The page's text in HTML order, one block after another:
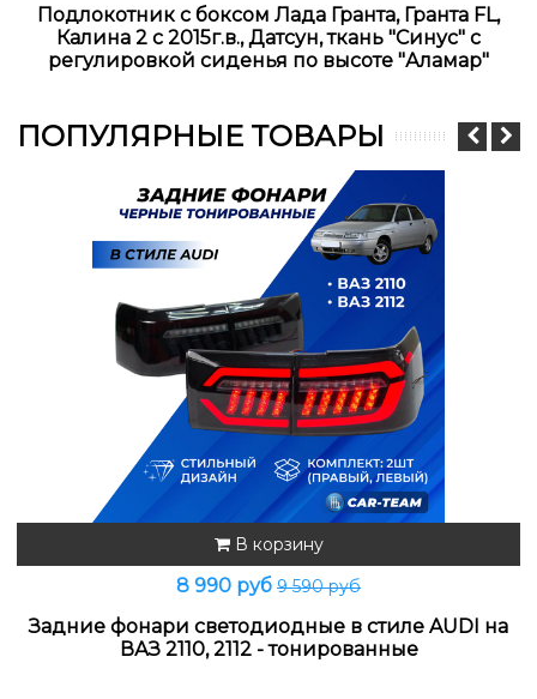
Подлокотник с боксом Лада Гранта, Гранта FL,
Калина 2 с 2015г.в., Датсун, ткань "Синус" с
регулировкой сиденья по высоте "Аламар"
ПОПУЛЯРНЫЕ ТОВАРЫ
В корзину
8 990 руб 9 590 руб
Задние фонари светодиодные в стиле AUDI на
ВАЗ 2110, 2112 - тонированные